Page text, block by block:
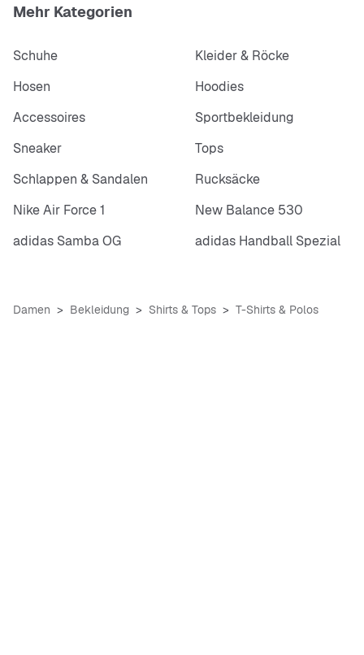
Mehr Kategorien
Schuhe
Kleider & Röcke
Hosen
Hoodies
Accessoires
Sportbekleidung
Sneaker
Tops
Schlappen & Sandalen
Rucksäcke
Nike Air Force 1
New Balance 530
adidas Samba OG
adidas Handball Spezial
Damen Bekleidung Shirts & Tops T-Shirts & Polos